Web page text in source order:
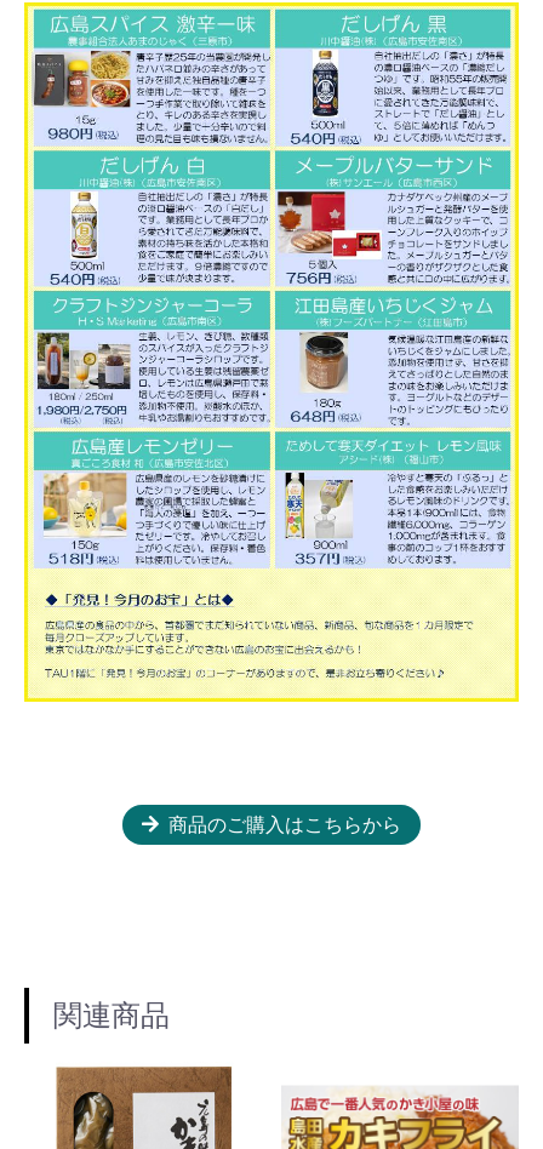
商品のご購入はこちらから
関連商品